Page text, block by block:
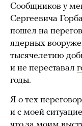
Сообщников у
Сергеевича
пошел на
ядерных
тысячелетию
и не переставал
годы.
Я о тех
и с моей